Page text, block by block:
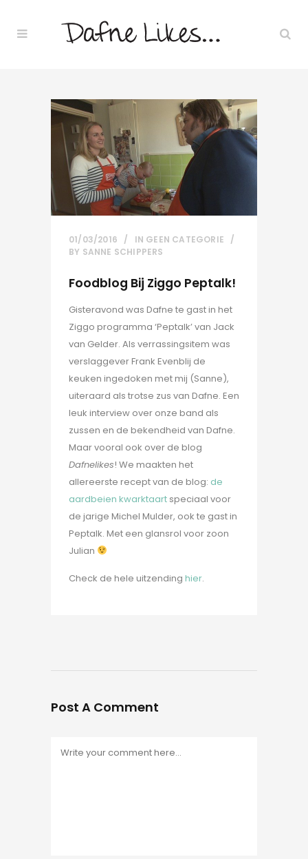
01/03/2016 IN GEEN CATEGORIE
BY SANNE SCHIPPERS
Foodblog Bij Ziggo Peptalk!
Gisteravond was Dafne te gast in het
Ziggo programma ‘Peptalk’ van Jack
van Gelder. Als verrassingsitem was
verslaggever Frank Evenblij de
keuken ingedoken met mij (Sanne),
uiteraard als trotse zus van Dafne. Een
leuk interview over onze band als
zussen en de bekendheid van Dafne.
Maar vooral ook over de blog
Dafnelikes! We maakten het
allereerste recept van de blog: de
aardbeien kwarktaart speciaal voor
de jarige Michel Mulder, ook te gast in
Peptalk. Met een glansrol voor zoon
Julian
Check de hele uitzending hier.
Post A Comment